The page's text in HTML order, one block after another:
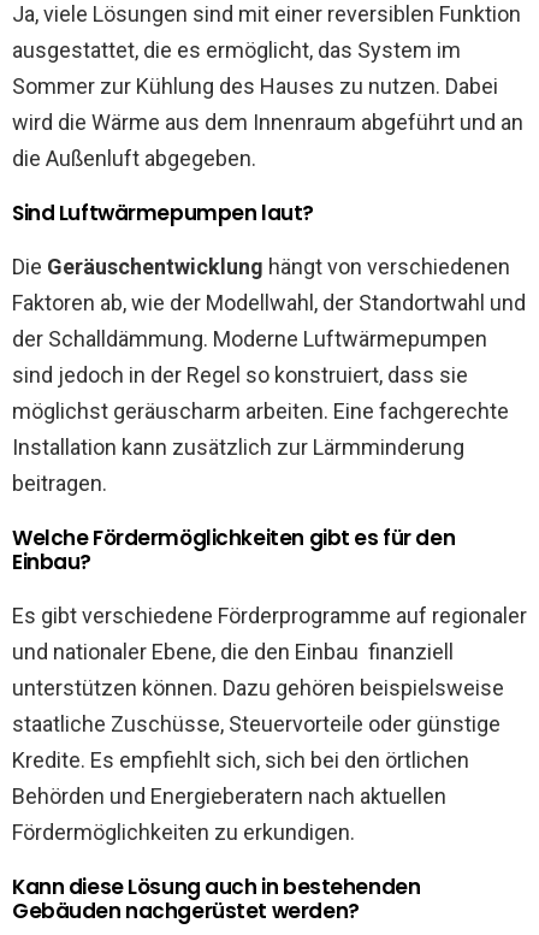
Ja, viele Lösungen sind mit einer reversiblen Funktion
ausgestattet, die es ermöglicht, das System im
Sommer zur Kühlung des Hauses zu nutzen. Dabei
wird die Wärme aus dem Innenraum abgeführt und an
die Außenluft abgegeben.
Sind Luftwärmepumpen laut?
Die Geräuschentwicklung hängt von verschiedenen
Faktoren ab, wie der Modellwahl, der Standortwahl und
der Schalldämmung. Moderne Luftwärmepumpen
sind jedoch in der Regel so konstruiert, dass sie
möglichst geräuscharm arbeiten. Eine fachgerechte
Installation kann zusätzlich zur Lärmminderung
beitragen.
Welche Fördermöglichkeiten gibt es für den
Einbau?
Es gibt verschiedene Förderprogramme auf regionaler
und nationaler Ebene, die den Einbau finanziell
unterstützen können. Dazu gehören beispielsweise
staatliche Zuschüsse, Steuervorteile oder günstige
Kredite. Es empfiehlt sich, sich bei den örtlichen
Behörden und Energieberatern nach aktuellen
Fördermöglichkeiten zu erkundigen.
Kann diese Lösung auch in bestehenden
Gebäuden nachgerüstet werden?